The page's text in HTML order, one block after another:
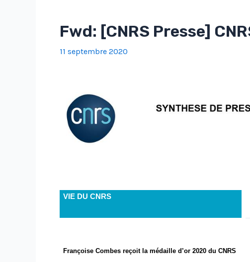
Fwd: [CNRS Presse]
11 septembre 2020
VIE DU CNRS
Françoise Combes reçoit la médaille d’or 2020 du CNRS